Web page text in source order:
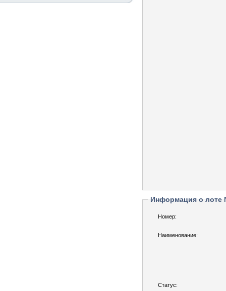
Информация о лоте
Номер:
Наименование:
Статус: